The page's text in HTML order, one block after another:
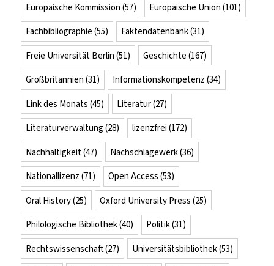
Europäische Kommission (57) Europäische Union (101)
Fachbibliographie (55) Faktendatenbank(31)
Freie Universität Berlin (51) Geschichte (167)
Großbritannien (31) Informationskompetenz (34)
Link des Monats (45) Literatur(27)
Literaturverwaltung (28) lizenzfrei (172)
Nachhaltigkeit(47) Nachschlagewerk(36)
Nationallizenz (71) Open Access (53)
Oral History(25) Oxford University Press (25)
Philologische Bibliothek(40) Politik(31)
Rechtswissenschaft(27) Universitätsbibliothek(53)